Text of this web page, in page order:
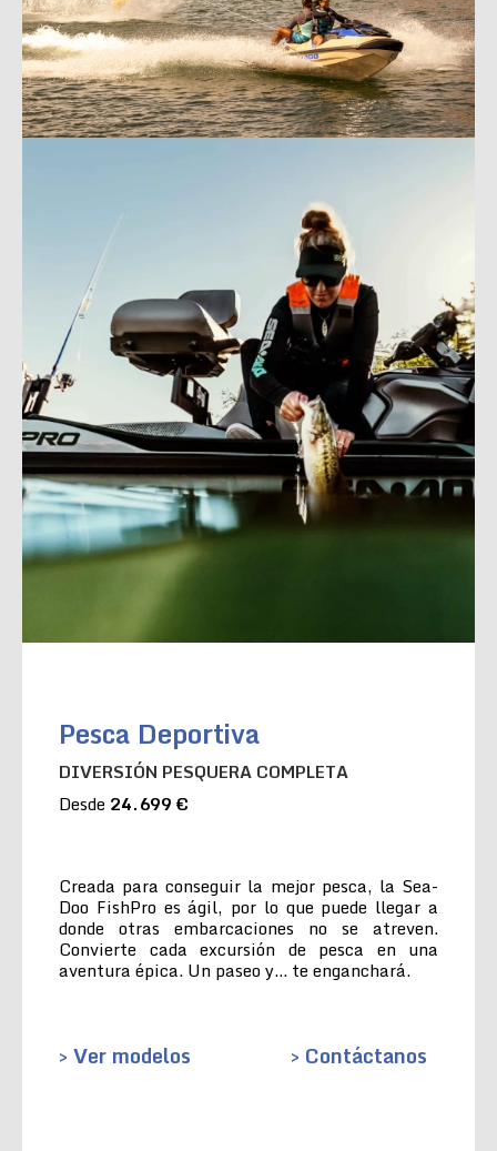
Pesca Deportiva
DIVERSIÓN PESQUERA COMPLETA
Desde 24.699 €
Creada para conseguir la mejor pesca, la Sea-
Doo FishPro es ágil, por lo que puede llegar a
donde otras embarcaciones no se atreven.
Convierte cada excursión de pesca en una
aventura épica. Un paseo y… te enganchará.
> Ver modelos > Contáctanos